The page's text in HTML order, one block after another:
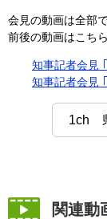
会見の動画は全部
前後の動画はこち
知事記者会見
知事記者会見
1ch
関連動